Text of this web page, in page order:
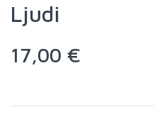
Ljudi
17,00 €